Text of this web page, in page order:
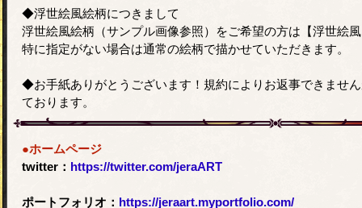
◆浮世絵風絵柄につきまして
浮世絵風絵柄（サンプル画像参照）をご希望の方は【浮世絵
特に指定がない場合は通常の絵柄で描かせていただきます。
◆お手紙ありがとうございます！規約によりお返事できませ
ております。
●ホームページ
twitter： https://twitter.com/jeraART
ポートフォリオ： https://jeraart.myportfolio.com/